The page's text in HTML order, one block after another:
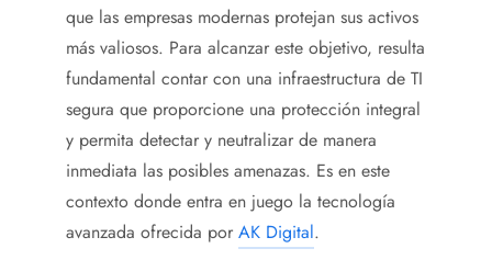
que las empresas modernas protejan sus activos
más valiosos. Para alcanzar este objetivo, resulta
fundamental contar con una infraestructura de TI
segura que proporcione una protección integral
y permita detectar y neutralizar de manera
inmediata las posibles amenazas. Es en este
contexto donde entra en juego la tecnología
avanzada ofrecida por AK Digital.